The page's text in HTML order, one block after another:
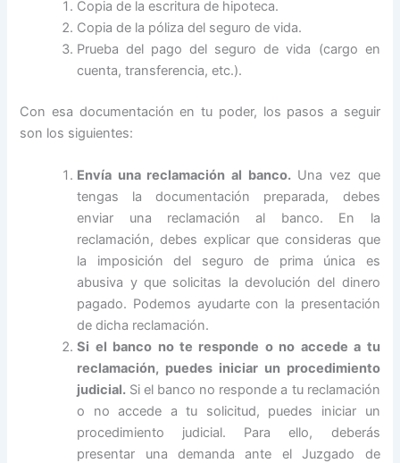
Copia de la escritura de hipoteca.
Copia de la póliza del seguro de vida.
Prueba del pago del seguro de vida (cargo en
cuenta, transferencia, etc.).
Con esa documentación en tu poder, los pasos a seguir
son los siguientes:
Envía una reclamación al banco.Una vez que
tengas la documentación preparada, debes
enviar una reclamación al banco. En la
reclamación, debes explicar que consideras que
la imposición del seguro de prima única es
abusiva y que solicitas la devolución del dinero
pagado. Podemos ayudarte con la presentación
de dicha reclamación.
Si el banco no te responde o no accede a tu
reclamación, puedes iniciar un procedimiento
judicial. Si el banco no responde a tu reclamación
o no accede a tu solicitud, puedes iniciar un
procedimiento judicial. Para ello, deberás
presentar una demanda ante el Juzgado de